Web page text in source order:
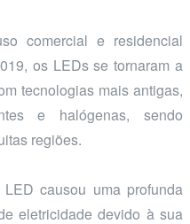
comercial e residencial
os LEDs se tornaram a
tecnologias mais antigas,
e halógenas, sendo
regiões.
causou uma profunda
eletricidade devido à sua